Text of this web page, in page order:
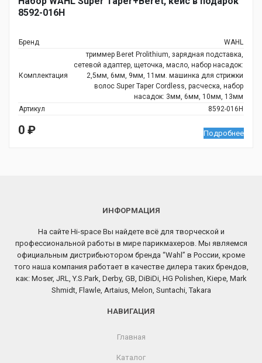
8592-016H
Бренд WAHL
Комплектация
триммер Beret Prolithium, зарядная подставка,
сетевой адаптер, щеточка, масло, набор насадок:
2,5мм, 6мм, 9мм, 11мм. машинка для стрижки
волос Super Taper Cordless, расческа, набор
насадок: 3мм, 6мм, 10мм, 13мм
Артикул
8592-016H
0 ₽ Подробнее
ИНФОРМАЦИЯ
На сайте Hi-space Вы найдете всё для творческой и
профессиональной работы в мире парикмахеров. Мы являемся
официальным дистрибьютором бренда “Wahl” в России, кроме
того наша компания работает в качестве дилера таких брендов,
как: Moser, JRL, Y.S.Park, Derby, GB, DiBiDi, HG Polishen, Kiepe, Mark
Shmidt, Flawle, Artaius, Melon, Suntachi, Takara
НАВИГАЦИЯ
Главная
Каталог